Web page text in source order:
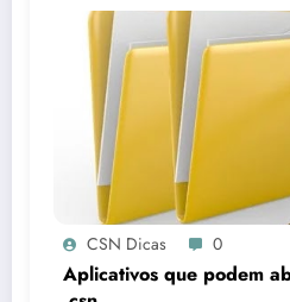
CSN Dicas 0
Aplicativos que podem